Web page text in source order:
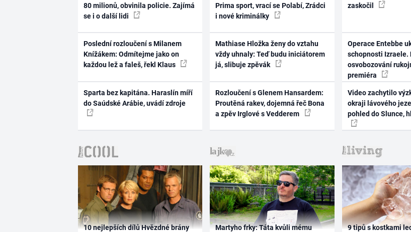
80 milionů, obvinila policie. Zajímá
se i o další lidi
Poslední rozloučení s Milanem
Knížákem: Odmítejme jako on
každou lež a faleš, řekl Klaus
Sparta bez kapitána. Haraslín míří
do Saúdské Arábie, uvádí zdroje
Prima sport, vrací se Polabí, Zrádci
i nové kriminálky
Mathiase Hložka ženy do vztahu
vždy uhnaly: Teď budu iniciátorem
já, slibuje zpěvák
Rozloučení s Glenem Hansardem:
Proutěná rakev, dojemná řeč Bona
a zpěv Irglové s Vedderem
zaskočil
Operace Entebbe
schopnosti Izraele.
osvobozování
premiéra
Video zachytilo
okraji lávového
pohled do Slunce,
10 nejlepších dílů Hvězdné brány
Martyho frky: Táta kvůli mému
9 tipů s kostkami